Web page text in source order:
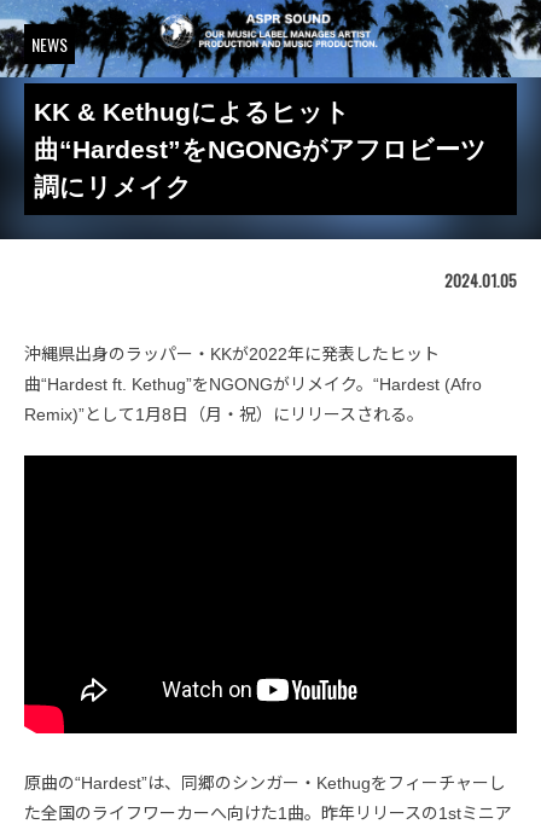
NEWS
KK & Kethugによるヒット
曲“Hardest”をNGONGがアフロビーツ
調にリメイク
2024.01.05
沖縄県出身のラッパー・KKが2022年に発表したヒット
曲“Hardest ft. Kethug”をNGONGがリメイク。“Hardest (Afro
Remix)”として1月8日（月・祝）にリリースされる。
原曲の“Hardest”は、同郷のシンガー・Kethugをフィーチャーし
た全国のライフワーカーへ向けた1曲。昨年リリースの1stミニア